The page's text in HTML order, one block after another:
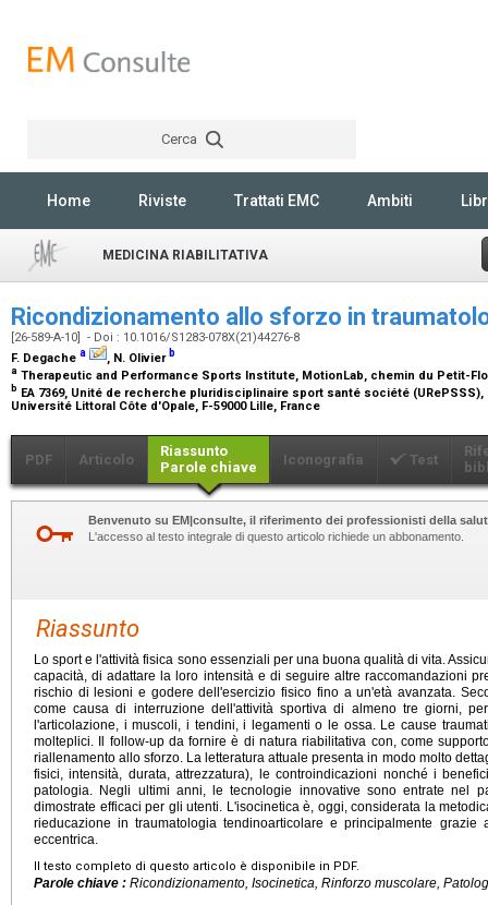
Cerca
Home Riviste Trattati EMC Ambiti
MEDICINA RIABILITATIVA
Ricondizionamento allo sforzo in
[26-589-A-10] - Doi : 10.1016/S1283-078X(21)44276-8
F. Degache a , N. Olivier b
a Therapeutic and Performance Sports Institute, MotionLab, chemin du Petit-
b EA 7369, Unité de recherche pluridisciplinaire sport santé société
Université Littoral Côte d'Opale, F-59000 Lille, France
PDF Articolo
Riassunto
Parole chiave
Iconografia Test
Benvenuto su EM|consulte, il riferimento dei professionisti della
L'accesso al testo integrale di questo articolo richiede un abbonamento.
Riassunto
Lo sport e l'attività fisica sono essenziali per una buona qualità di vita.
capacità, di adattare la loro intensità e di seguire altre raccomandazioni
rischio di lesioni e godere dell'esercizio fisico fino a un'età avanzata.
come causa di interruzione dell'attività sportiva di almeno tre giorni,
l'articolazione, i muscoli, i tendini, i legamenti o le ossa. Le cause
molteplici. Il follow-up da fornire è di natura riabilitativa con, come
riallenamento allo sforzo. La letteratura attuale presenta in modo molto
fisici, intensità, durata, attrezzatura), le controindicazioni nonché i
patologia. Negli ultimi anni, le tecnologie innovative sono entrate nel
dimostrate efficaci per gli utenti. L'isocinetica è, oggi, considerata la
rieducazione in traumatologia tendinoarticolare e principalmente grazie
eccentrica.
Il testo completo di questo articolo è disponibile in PDF.
Parole chiave : Ricondizionamento, Isocinetica, Rinforzo muscolare,